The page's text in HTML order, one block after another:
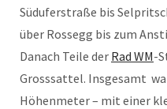
Süduferstraße bis
über Rossegg bis zum
Danach Teile der Rad WM-
Grosssattel. Insgesamt
Höhenmeter – mit einer